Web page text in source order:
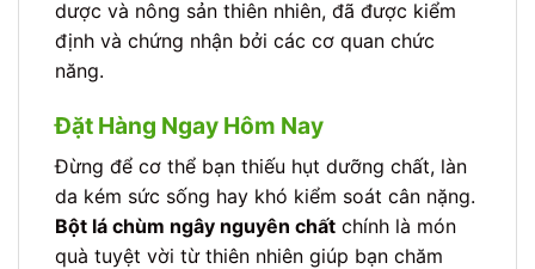
dược và nông sản thiên nhiên, đã được kiểm
định và chứng nhận bởi các cơ quan chức
năng.
Đặt Hàng Ngay Hôm Nay
Đừng để cơ thể bạn thiếu hụt dưỡng chất, làn
da kém sức sống hay khó kiểm soát cân nặng.
Bột lá chùm ngây nguyên chất chính là món
quà tuyệt vời từ thiên nhiên giúp bạn chăm